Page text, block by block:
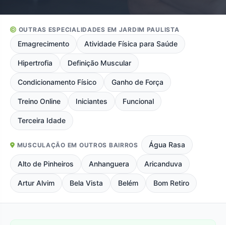
OUTRAS ESPECIALIDADES EM JARDIM PAULISTA
Emagrecimento Atividade Física para Saúde
Hipertrofia Definição Muscular
Condicionamento Físico Ganho de Força
Treino Online Iniciantes Funcional
Terceira Idade
MUSCULAÇÃO EM OUTROS BAIRROS Água Rasa
Alto de Pinheiros Anhanguera Aricanduva
Artur Alvim Bela Vista Belém Bom Retiro